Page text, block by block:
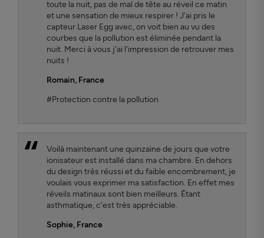
toute la nuit, pas de mal de tête au réveil ce matin
et une sensation de mieux respirer ! J'ai pris le
capteur Laser Egg avec, on voit bien au vu des
courbes que la pollution est éliminée pendant la
nuit. Merci à vous j'ai l'impression de retrouver mes
nuits !
Romain, France
#Protection contre la pollution
Voilà maintenant une quinzaine de jours que votre
ionisateur est installé dans ma chambre. En dehors
du design très réussi et du faible encombrement, je
voulais vous exprimer ma satisfaction. En effet mes
réveils matinaux sont bien meilleurs. Étant
asthmatique, c'est très appréciable.
Sophie, France